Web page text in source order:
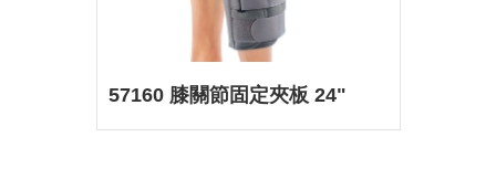
57160 膝關節固定夾板 24"